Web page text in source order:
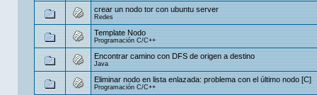
crear un nodo tor con ubuntu server
Redes
Template Nodo
Programación C/C++
Encontrar camino con DFS de origen a destino
Java
Eliminar nodo en lista enlazada: problema con el último nodo [C]
Programación C/C++